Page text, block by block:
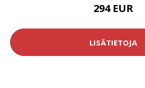
294 EUR
LISÄTIETOJA